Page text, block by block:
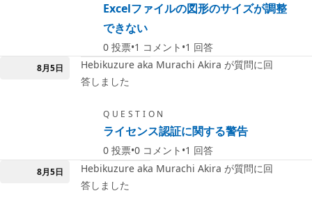
Excelファイルの図形のサイズが調整
できない
0 投票 1 コメント 1 回答
8月5日
Hebikuzure aka Murachi Akira が質問に回
答しました
QUESTION
ライセンス認証に関する警告
0 投票 0 コメント 1 回答
8月5日
Hebikuzure aka Murachi Akira が質問に回
答しました